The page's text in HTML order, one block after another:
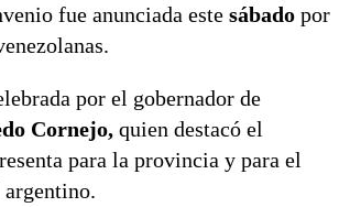
boliche
fue anunciada este sábado por
por el gobernador de
Cornejo, quien destacó el
para la provincia y para el